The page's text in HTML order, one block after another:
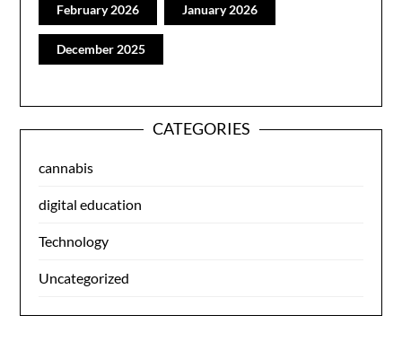
February 2026 January 2026
December 2025
CATEGORIES
cannabis
digital education
Technology
Uncategorized